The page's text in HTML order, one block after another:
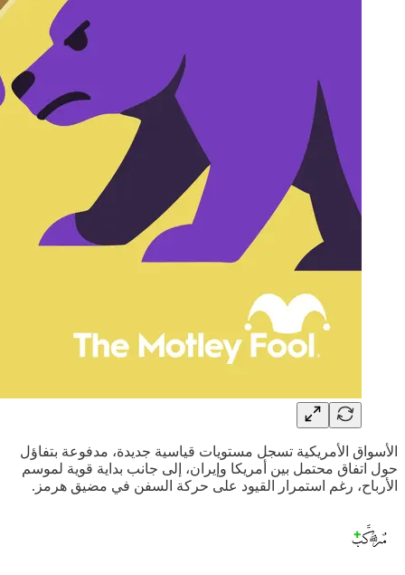
الأسواق الأمريكية تسجل مستويات قياسية جديدة، مدفوعة بتفاؤل
حول اتفاق محتمل بين أمريكا وإيران، إلى جانب بداية قوية لموسم
الأرباح، رغم استمرار القيود على حركة السفن في مضيق هرمز.